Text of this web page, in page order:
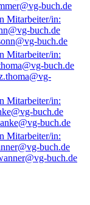
buch.de
buch.de
buch.de
buch.de